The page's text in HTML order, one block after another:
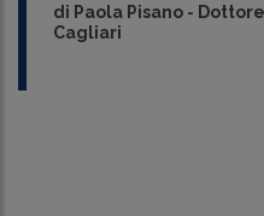
di Paola Pisano -
Cagliari